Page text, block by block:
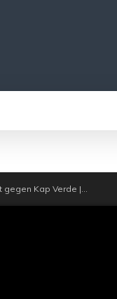
Kap Verde |...